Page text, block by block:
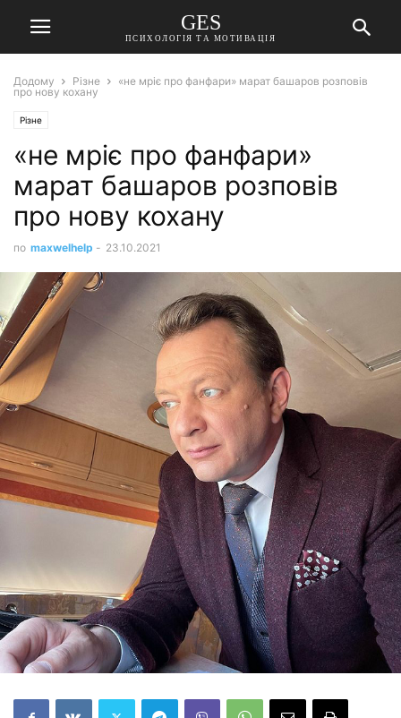
GES
ПСИХОЛОГІЯ ТА МОТИВАЦІЯ
Додому Різне
«не мріє про фанфари» марат башаров розповів
про нову кохану
Різне
«не мріє про фанфари»
марат башаров розповів
про нову кохану
по maxwelhelp - 23.10.2021